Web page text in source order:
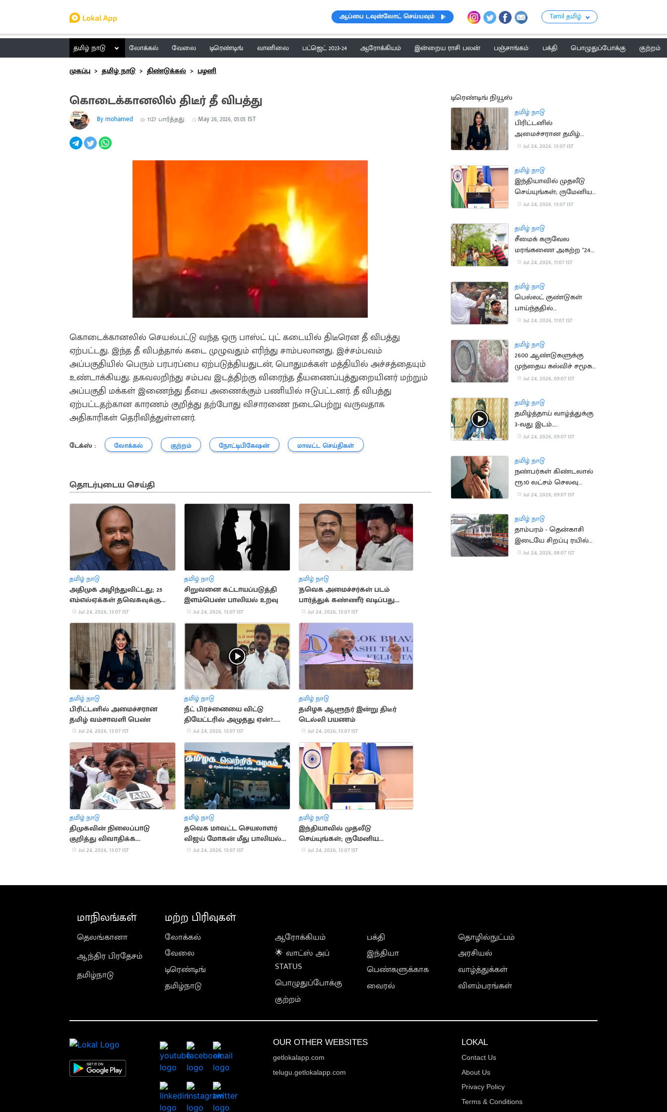
ஆப்பை டவுன்லோட் செய்யவும் Tamil தமிழ்
தமிழ் நாடு லோக்கல் வேலை டிரெண்டிங் வானிலை பட்ஜெட் 2023-24 ஆரோக்கியம் இன்றைய ராசி பலன் பஞ்சாங்கம் பக்தி பொழுதுப்போக்கு
குற்றம்
முகப்பு
தமிழ் நாடு திண்டுக்கல் பழனி
கொடைக்கானலில் திடீர் தீ விபத்து
By mohamed 1127 பார்த்தது May 26, 2026, 05:05 IST
கொடைக்கானலில் செயல்பட்டு வந்த ஒரு பாஸ்ட் புட் கடையில் திடீரென தீ விபத்து
ஏற்பட்டது. இந்த தீ விபத்தால் கடை முழுவதும் எரிந்து சாம்பலானது. இச்சம்பவம்
அப்பகுதியில் பெரும் பரபரப்பை ஏற்படுத்தியதுடன், பொதுமக்கள் மத்தியில் அச்சத்தையும்
உண்டாக்கியது. தகவலறிந்து சம்பவ இடத்திற்கு விரைந்த தீயணைப்புத்துறையினர் மற்றும்
அப்பகுதி மக்கள் இணைந்து தீயை அணைக்கும் பணியில் ஈடுபட்டனர். தீ விபத்து
ஏற்பட்டதற்கான காரணம் குறித்து தற்போது விசாரணை நடைபெற்று வருவதாக
அதிகாரிகள் தெரிவித்துள்ளனர்.
டேக்ஸ் : லோக்கல் குற்றம் நோட்டிபிகேஷன் மாவட்ட செய்திகள்
தொடர்புடைய செய்தி
தமிழ் நாடு
அதிமுக அழிந்துவிட்டது; 25
எம்எல்ஏக்கள் தவெகவுக்கு
வருவார்கள்: புகழேந்தி
Jul 24, 2026, 13:07 IST
தமிழ் நாடு
சிறுவனை கட்டாயப்படுத்தி
இளம்பெண் பாலியல் உறவு
Jul 24, 2026, 13:07 IST
தமிழ் நாடு
'தவெக அமைச்சர்கள் படம்
பார்த்துக் கண்ணீர் வடிப்பது
வெட்கக்கேடானது!'
Jul 24, 2026, 13:07 IST
தமிழ் நாடு
பிரிட்டனில் அமைச்சரான
தமிழ் வம்சாவளி பெண்
Jul 24, 2026, 13:07 IST
தமிழ் நாடு
நீட் பிரச்னையை விட்டு
தியேட்டரில் அழுதது ஏன்?..
அமைச்சர் விளக்கம்
Jul 24, 2026, 13:07 IST
தமிழ் நாடு
தமிழக ஆளுநர் இன்று திடீர்
டெல்லி பயணம்
Jul 24, 2026, 13:07 IST
தமிழ் நாடு
திமுகவின் நிலைப்பாடு
குறித்து விவாதிக்க
கோரிக்கை - கனிமொழி
Jul 24, 2026, 13:07 IST
தமிழ் நாடு
தவெக மாவட்ட செயலாளர்
விஜய் மோகன் மீது பாலியல்
புகார்
Jul 24, 2026, 13:07 IST
தமிழ் நாடு
இந்தியாவில் முதலீடு
செய்யுங்கள்; ருமேனிய
நிறுவனங்களுக்கு குடியரசு
Jul 24, 2026, 13:07 IST
டிரெண்டிங் நியூஸ்
தமிழ் நாடு
பிரிட்டனில்
அமைச்சரான தமிழ்
வம்சாவளி பெண்
Jul 24, 2026, 13:07 IST
தமிழ் நாடு
இந்தியாவில் முதலீடு
செய்யுங்கள்; ருமேனிய
நிறுவனங்களுக்கு
அழைப்பு
Jul 24, 2026, 13:07 IST
தமிழ் நாடு
சீமைக் கருவேல
மரங்கணை அகற்ற "24
மணி நேரத்தில்
Jul 24, 2026, 11:07 IST
தமிழ் நாடு
பெல்லட் குண்டுகள்
பாய்ந்ததில்
இளைஞருக்கு கண்
Jul 24, 2026, 11:07 IST
தமிழ் நாடு
2600 ஆண்டுகளுக்கு
முந்தைய கல்விச் சமூக
சான்று கண்டுபிடிப்பு
Jul 24, 2026, 09:07 IST
தமிழ் நாடு
தமிழ்த்தாய் வாழ்த்துக்கு
3-வது இடம்..
பல்கலைக்கழக துணை
Jul 24, 2026, 09:07 IST
தமிழ் நாடு
நண்பர்கள் கிண்டலால்
ரூ.10 லட்சம் செலவு
செய்து தாடி Transplant
Jul 24, 2026, 09:07 IST
தமிழ் நாடு
தாம்பரம் - தென்காசி
இடையே சிறப்பு ரயில்
இயக்கம்
Jul 24, 2026, 08:07 IST
மாநிலங்கள்
தெலங்கானா
ஆந்திர பிரதேசம்
தமிழ்நாடு
மற்ற பிரிவுகள்
லோக்கல்
வேலை
டிரெண்டிங்
தமிழ்நாடு
ஆரோக்கியம்
🌟 வாட்ஸ் அப்
STATUS
பொழுதுப்போக்கு
குற்றம்
பக்தி
இந்தியா
பெண்களுக்காக
வைரல்
தொழில்நுட்பம்
அரசியல்
வாழ்த்துக்கள்
விளம்பரங்கள்
OUR OTHER WEBSITES
getlokalapp.com
telugu.getlokalapp.com
LOKAL
Contact Us
About Us
Privacy Policy
Terms & Conditions